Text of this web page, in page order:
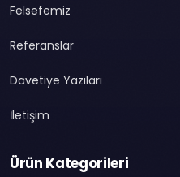
Felsefemiz
Referanslar
Davetiye Yazıları
İletişim
Ürün Kategorileri